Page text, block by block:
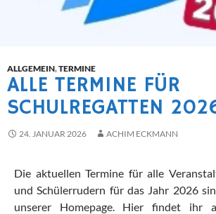
ALLGEMEIN,TERMINE
ALLE TERMINE FÜR
SCHULREGATTEN
24. JANUAR 2026 ACHIM ECKMANN
Die aktuellen Termine für alle
und Schülerrudern für das Jahr 2026
unserer Homepage. Hier findet ihr